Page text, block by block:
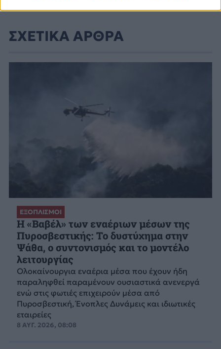
ΣΧΕΤΙΚΑ ΑΡΘΡΑ
ΕΞΟΠΛΙΣΜΟΙ
H «Βαβέλ» των εναέριων μέσων της
Πυροσβεστικής: Το δυστύχημα στην
Ψάθα, ο συντονισμός και το μοντέλο
λειτουργίας
Ολοκαίνουργια εναέρια μέσα που έχουν ήδη
παραληφθεί παραμένουν ουσιαστικά ανενεργά
ενώ στις φωτιές επιχειρούν μέσα από
Πυροσβεστική, Ένοπλες Δυνάμεις και ιδιωτικές
εταιρείες
8 ΑΥΓ. 2026, 08:08